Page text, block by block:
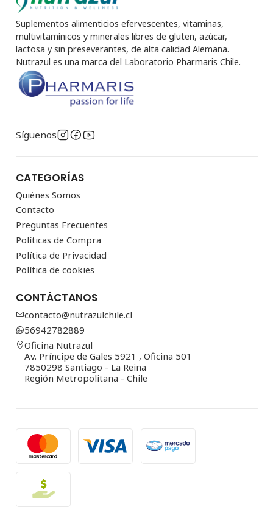
Suplementos alimenticios efervescentes, vitaminas,
multivitamínicos y minerales libres de gluten, azúcar,
lactosa y sin preseverantes, de alta calidad Alemana.
Nutrazul es una marca del Laboratorio Pharmaris Chile.
Síguenos
CATEGORÍAS
Quiénes Somos
Contacto
Preguntas Frecuentes
Políticas de Compra
Política de Privacidad
Política de cookies
CONTÁCTANOS
contacto@nutrazulchile.cl
56942782889
Oficina Nutrazul
Av. Príncipe de Gales 5921 , Oficina 501
7850298 Santiago - La Reina
Región Metropolitana - Chile